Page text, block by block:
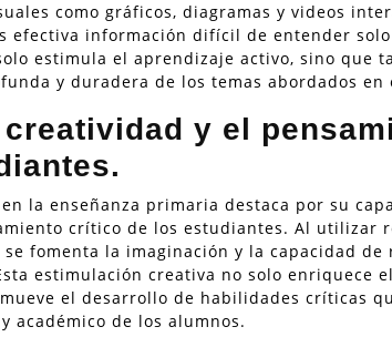
como gráficos, diagramas y videos
efectiva información difícil de entender
estimula el aprendizaje activo, sino que
y duradera de los temas abordados en
y el
la enseñanza primaria destaca por su
crítico de los estudiantes. Al utilizar
fomenta la imaginación y la capacidad de
estimulación creativa no solo enriquece
el desarrollo de habilidades críticas
académico de los alumnos.